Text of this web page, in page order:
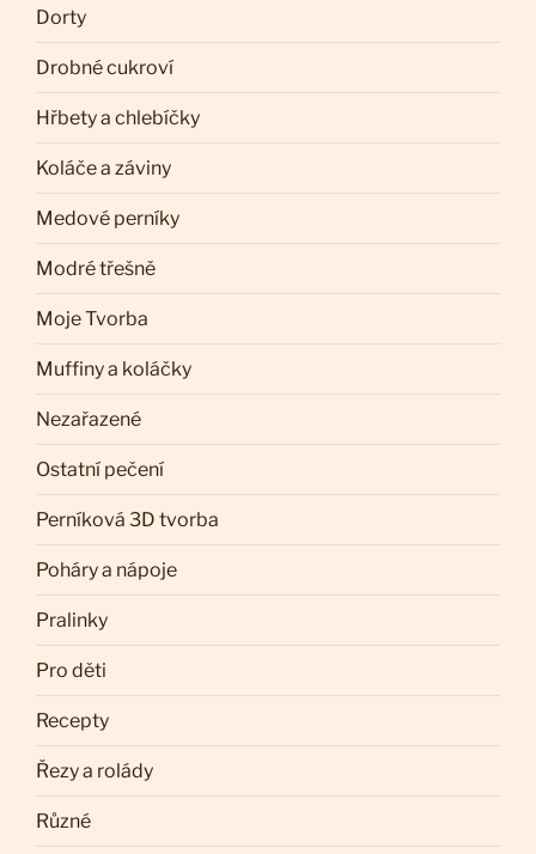
Dorty
Drobné cukroví
Hřbety a chlebíčky
Koláče a záviny
Medové perníky
Modré třešně
Moje Tvorba
Muffiny a koláčky
Nezařazené
Ostatní pečení
Perníková 3D tvorba
Poháry a nápoje
Pralinky
Pro děti
Recepty
Řezy a rolády
Různé